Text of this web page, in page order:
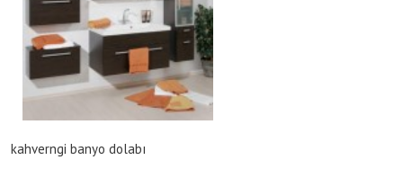
kahverngi banyo dolabı